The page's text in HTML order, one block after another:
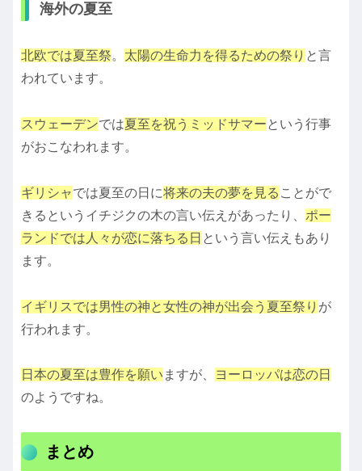
海外の夏至
北欧では夏至祭。 太陽の生命力を得るための祭り と言
われています。
スウェーデンでは夏至を祝うミッドサマーという行事
がおこなわれます。
ギリシャでは夏至の日に将来の夫の夢を見る ことがで
きるというイチジクの木の言い伝えがあったり、 ポー
ランドでは人々が恋に落ちる日 という言い伝えもあり
ます。
イギリスでは男性の神と女性の神が出会う夏至祭り が
行われます。
日本の夏至は豊作を願い ますが、
ヨーロッパは恋の日
のようですね。
まとめ